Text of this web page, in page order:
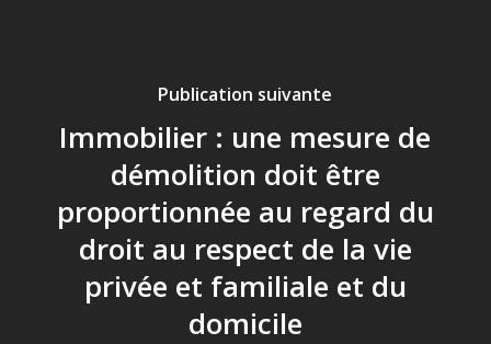
Publication suivante
Immobilier : une mesure de
démolition doit être
proportionnée au regard du
droit au respect de la vie
privée et familiale et du
domicile